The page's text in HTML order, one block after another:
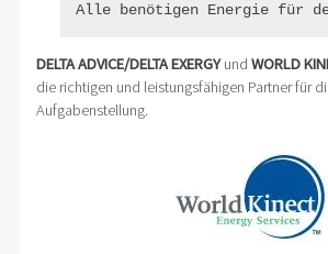
Alle benötigen Energie für
DELTA ADVICE/DELTA EXERGYund WORLD
die richtigen und leistungsfähigen Partner für
Aufgabenstellung.